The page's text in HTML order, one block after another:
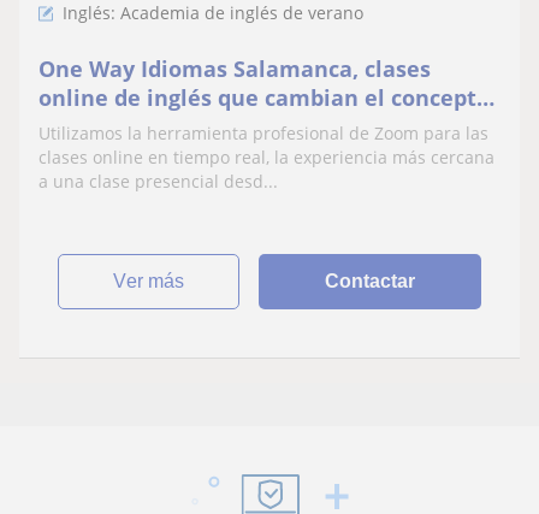
Inglés: Academia de inglés de verano
One Way Idiomas Salamanca, clases
online de inglés que cambian el concepto
de la enseñanza a distancia.
Utilizamos la herramienta profesional de Zoom para las
clases online en tiempo real, la experiencia más cercana
a una clase presencial desd...
ver más Contactar